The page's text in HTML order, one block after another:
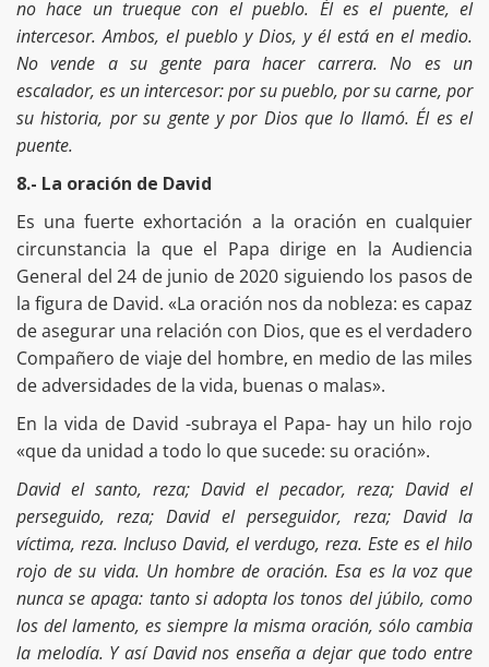
no hace un trueque con el pueblo. Él es el puente, el
intercesor. Ambos, el pueblo y Dios, y él está en el medio.
No vende a su gente para hacer carrera. No es un
escalador, es un intercesor: por su pueblo, por su carne, por
su historia, por su gente y por Dios que lo llamó. Él es el
puente.
8.- La oración de David
Es una fuerte exhortación a la oración en cualquier
circunstancia la que el Papa dirige en la Audiencia
General del 24 de junio de 2020 siguiendo los pasos de
la figura de David. «La oración nos da nobleza: es capaz
de asegurar una relación con Dios, que es el verdadero
Compañero de viaje del hombre, en medio de las miles
de adversidades de la vida, buenas o malas».
En la vida de David -subraya el Papa- hay un hilo rojo
«que da unidad a todo lo que sucede: su oración».
David el santo, reza; David el pecador, reza; David el
perseguido, reza; David el perseguidor, reza; David la
víctima, reza. Incluso David, el verdugo, reza. Este es el hilo
rojo de su vida. Un hombre de oración. Esa es la voz que
nunca se apaga: tanto si adopta los tonos del júbilo, como
los del lamento, es siempre la misma oración, sólo cambia
la melodía. Y así David nos enseña a dejar que todo entre